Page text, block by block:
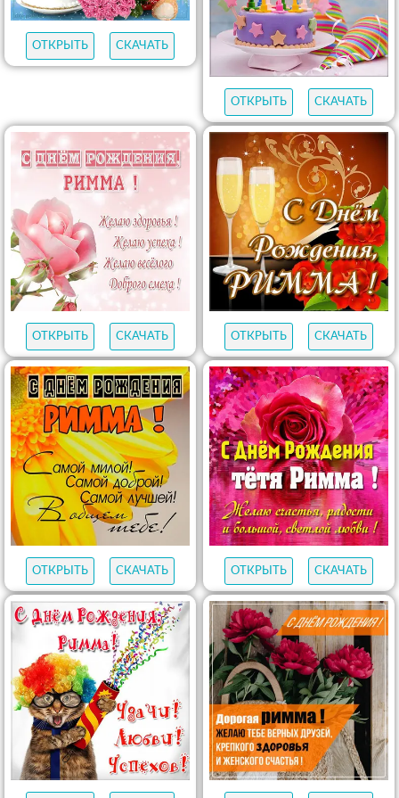
ОТКРЫТЬ СКАЧАТЬ
ОТКРЫТЬ СКАЧАТЬ
ОТКРЫТЬ СКАЧАТЬ ОТКРЫТЬ СКАЧАТЬ
ОТКРЫТЬ СКАЧАТЬ ОТКРЫТЬ СКАЧАТЬ